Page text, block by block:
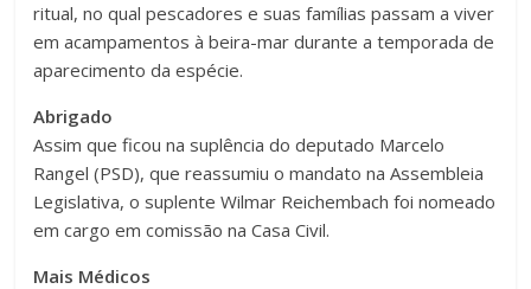
ritual, no qual pescadores e suas famílias passam a viver
em acampamentos à beira-mar durante a temporada de
aparecimento da espécie.
Abrigado
Assim que ficou na suplência do deputado Marcelo
Rangel (PSD), que reassumiu o mandato na Assembleia
Legislativa, o suplente Wilmar Reichembach foi nomeado
em cargo em comissão na Casa Civil.
Mais Médicos